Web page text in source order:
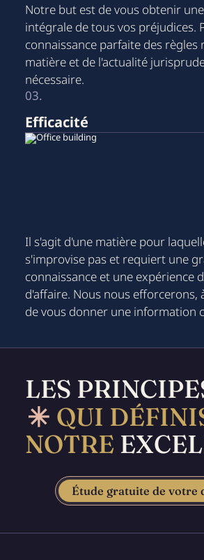
Notre but est de vous obtenir
intégrale de tous vos préjudices.
connaissance parfaite des règles
matière et de l'actualité
nécessaire.
03.
Efficacité
Il s'agit d'une matière pour
s'improvise pas et requiert une
connaissance et une expérience
d'affaire. Nous nous efforcerons,
de vous donner une information
LES
QUI
NOTRE
Étude gratuite de votre